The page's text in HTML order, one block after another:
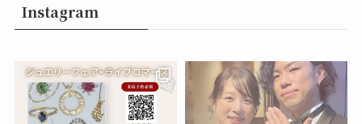
Instagram